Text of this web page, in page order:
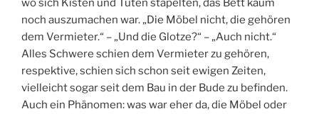
wo sich Kisten und Tüten stapelten, das Bett kaum
noch auszumachen war. „Die Möbel nicht, die gehören
dem Vermieter.“ – „Und die Glotze?“ – „Auch nicht.“
Alles Schwere schien dem Vermieter zu gehören,
respektive, schien sich schon seit ewigen Zeiten,
vielleicht sogar seit dem Bau in der Bude zu befinden.
Auch ein Phänomen: was war eher da, die Möbel oder